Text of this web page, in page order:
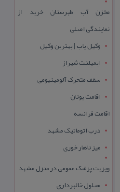
مخزن آب طبرستان خرید از
نمایندگی اصلی
وکیل یاب | بهترین وکیل
ایمپلنت شیراز
سقف متحرک آلومینیومی
اقامت یونان
اقامت فرانسه
درب اتوماتیک مشهد
میز ناهار خوری
ویزیت پزشک عمومی در منزل مشهد
محلول خالبرداری